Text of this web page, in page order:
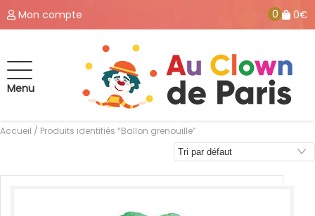
Mon compte 0 0€
Menu
Accueil / Produits identifiés “Ballon grenouille”